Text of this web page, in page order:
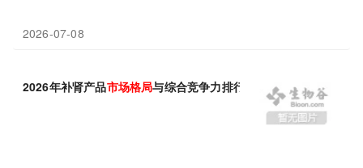
2026-07-08
2026年补肾产品市场格局与综合竞争力排行解析报告